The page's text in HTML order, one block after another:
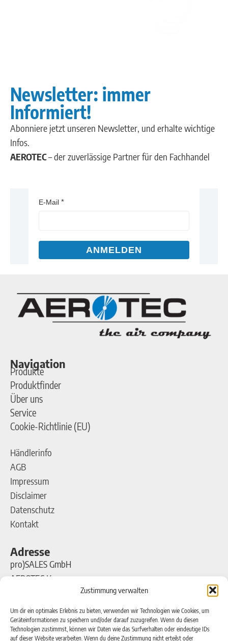
Zustimmung verwalten
Um dir ein optimales Erlebnis zu bieten, verwenden wir Technologien wie Cookies, um
Geräteinformationen zu speichern und/oder darauf zuzugreifen. Wenn du diesen
Technologien zustimmst, können wir Daten wie das Surfverhalten oder eindeutige IDs
auf dieser Website verarbeiten. Wenn du deine Zustimmung nicht erteilst oder
Newsletter: immer
Informiert!
Abonniere jetzt unseren Newsletter, und erhalte wichtige
Infos.
AEROTEC– der zuverlässige Partner für den Fachhandel
E-Mail
ANMELDEN
Navigation
Produkte
Produktfinder
Über uns
Service
Cookie-Richtlinie (EU)
Händlerinfo
AGB
Impressum
Disclaimer
Datenschutz
Kontakt
Adresse
pro)SALES GmbH
AEROTEC Kompressoren
Ferdinand-Porsche-Straße 16
63500 Seligenstadt